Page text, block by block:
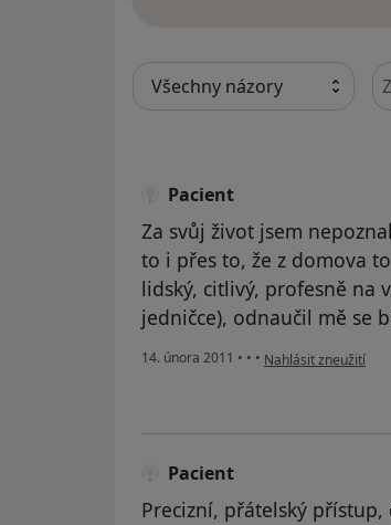
Pacient
Za svůj život jsem
to i přes to, že z domova
lidský, citlivý, profesně na
jedničce), odnaučil mě se
14. února 2011 • • • podle názoru
Nahlásit zneužití
Pacient
Precizní, přátelský